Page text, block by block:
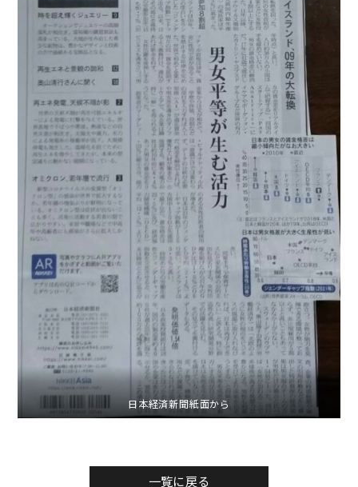
日本経済新聞紙面から
一覧に戻る